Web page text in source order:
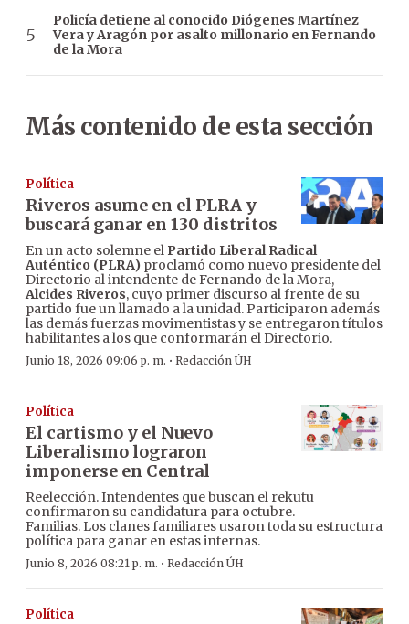
Policía detiene al conocido Diógenes Martínez
Vera y Aragón por asalto millonario en Fernando
de la Mora
Más contenido de esta sección
Política
Riveros asume en el PLRA y
buscará ganar en 130 distritos
En un acto solemne el Partido Liberal Radical
Auténtico (PLRA) proclamó como nuevo presidente del
Directorio al intendente de Fernando de la Mora,
Alcides Riveros, cuyo primer discurso al frente de su
partido fue un llamado a la unidad. Participaron además
las demás fuerzas movimentistas y se entregaron títulos
habilitantes a los que conformarán el Directorio.
Junio 18, 2026 09:06 p. m. · Redacción ÚH
Política
El cartismo y el Nuevo
Liberalismo lograron
imponerse en Central
Reelección. Intendentes que buscan el rekutu
confirmaron su candidatura para octubre.
Familias. Los clanes familiares usaron toda su estructura
política para ganar en estas internas.
Junio 8, 2026 08:21 p. m. · Redacción ÚH
Política